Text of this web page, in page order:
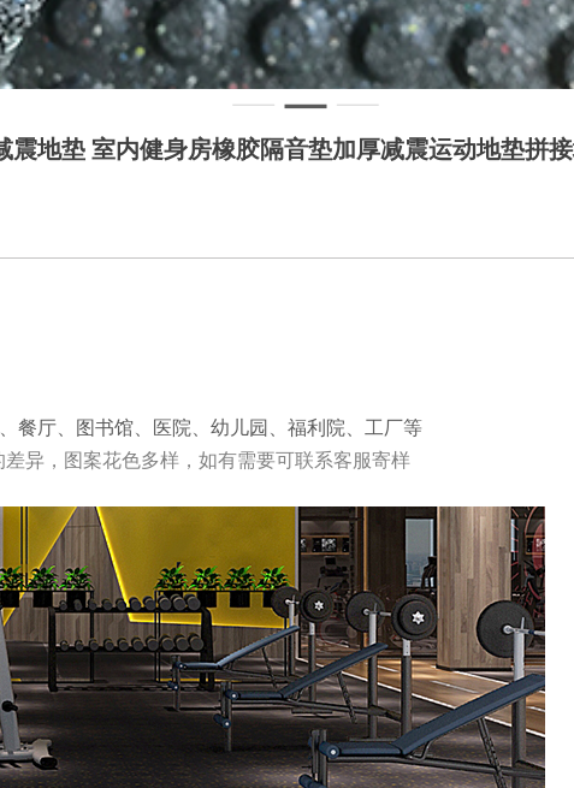
震地垫 室内健身房橡胶隔音垫加厚减震运动地垫拼
餐厅、图书馆、医院、幼儿园、福利院、工厂等
异，图案花色多样，如有需要可联系客服寄样